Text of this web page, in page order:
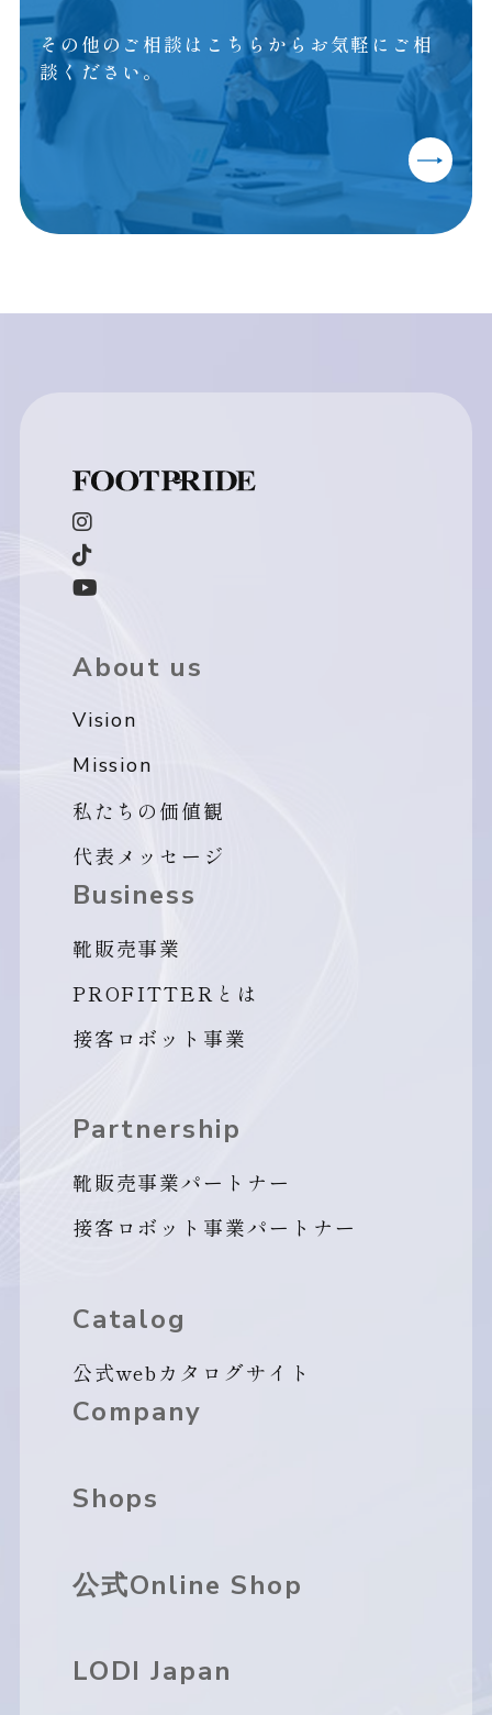
その他のご相談はこちらからお気軽にご相
談ください。
About us
Vision
Mission
私たちの価値観
代表メッセージ
Business
靴販売事業
PROFITTERとは
接客ロボット事業
Partnership
靴販売事業パートナー
接客ロボット事業パートナー
Catalog
公式webカタログサイト
Company
Shops
公式Online Shop
LODI Japan